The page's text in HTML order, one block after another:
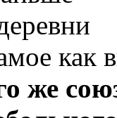
как
же